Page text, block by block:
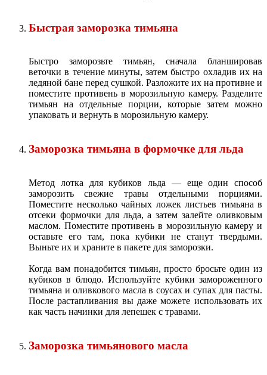
Быстрая заморозка тимьяна
Быстро заморозьте тимьян, сначала бланшировав
веточки в течение минуты, затем быстро охладив их на
ледяной бане перед сушкой. Разложите их на противне и
поместите противень в морозильную камеру. Разделите
тимьян на отдельные порции, которые затем можно
упаковать и вернуть в морозильную камеру.
Заморозка тимьяна в формочке для льда
Метод лотка для кубиков льда — еще один способ
заморозить свежие травы отдельными порциями.
Поместите несколько чайных ложек листьев тимьяна в
отсеки формочки для льда, а затем залейте оливковым
маслом. Поместите противень в морозильную камеру и
оставьте его там, пока кубики не станут твердыми.
Выньте их и храните в пакете для заморозки.
Когда вам понадобится тимьян, просто бросьте один из
кубиков в блюдо. Используйте кубики замороженного
тимьяна и оливкового масла в соусах и супах для пасты.
После растапливания вы даже можете использовать их
как часть начинки для лепешек с травами.
Заморозка тимьянового масла